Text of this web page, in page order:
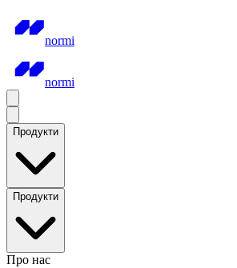
normi
normi
Продукти
Продукти
Про нас